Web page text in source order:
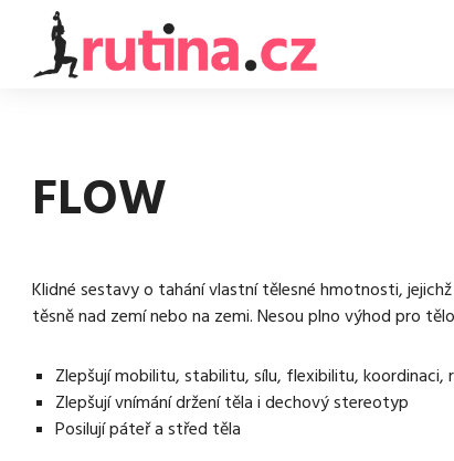
FLOW
Klidné sestavy o tahání vlastní tělesné hmotnosti,
těsně nad zemí nebo na zemi. Nesou plno výhod pro tělo
Zlepšují mobilitu, stabilitu, sílu, flexibilitu, koordinaci,
Zlepšují vnímání držení těla i dechový stereotyp
Posilují páteř a střed těla